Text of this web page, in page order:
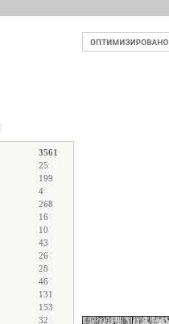
3561
25
199
4
268
16
10
43
26
28
46
131
153
32